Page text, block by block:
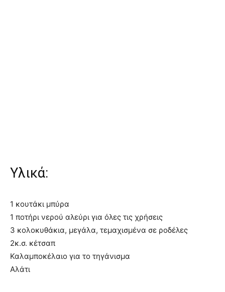
Υλικά:
1 κουτάκι μπύρα
1 ποτήρι νερού αλεύρι για όλες τις χρήσεις
3 κολοκυθάκια, μεγάλα, τεμαχισμένα σε ροδέλες
2κ.σ. κέτσαπ
Καλαμποκέλαιο για το τηγάνισμα
Αλάτι